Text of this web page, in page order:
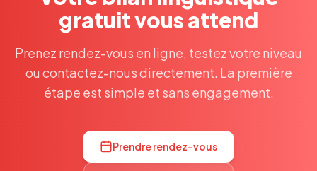
gratuit vous attend
Prenez rendez-vous en ligne, testez votre niveau
ou contactez-nous directement. La première
étape est simple et sans engagement.
Prendre rendez-vous